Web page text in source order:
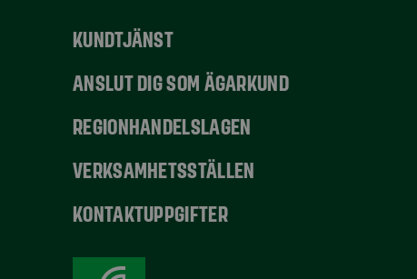
KUNDTJÄNST
ANSLUT DIG SOM ÄGARKUND
REGIONHANDELSLAGEN
VERKSAMHETSSTÄLLEN
KONTAKTUPPGIFTER